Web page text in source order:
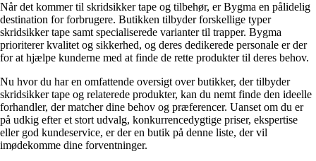
Når det kommer til skridsikker tape og tilbehør, er Bygma en pålidelig
destination for forbrugere. Butikken tilbyder forskellige typer
skridsikker tape samt specialiserede varianter til trapper. Bygma
prioriterer kvalitet og sikkerhed, og deres dedikerede personale er der
for at hjælpe kunderne med at finde de rette produkter til deres behov.
Nu hvor du har en omfattende oversigt over butikker, der tilbyder
skridsikker tape og relaterede produkter, kan du nemt finde den ideelle
forhandler, der matcher dine behov og præferencer. Uanset om du er
på udkig efter et stort udvalg, konkurrencedygtige priser, ekspertise
eller god kundeservice, er der en butik på denne liste, der vil
imødekomme dine forventninger.